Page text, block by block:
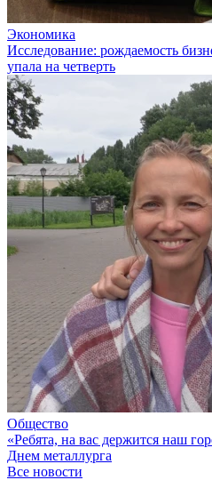
Экономика
Исследование: рождаемость
упала на четверть
Общество
«Ребята, на вас держится наш
Днем металлурга
Все новости